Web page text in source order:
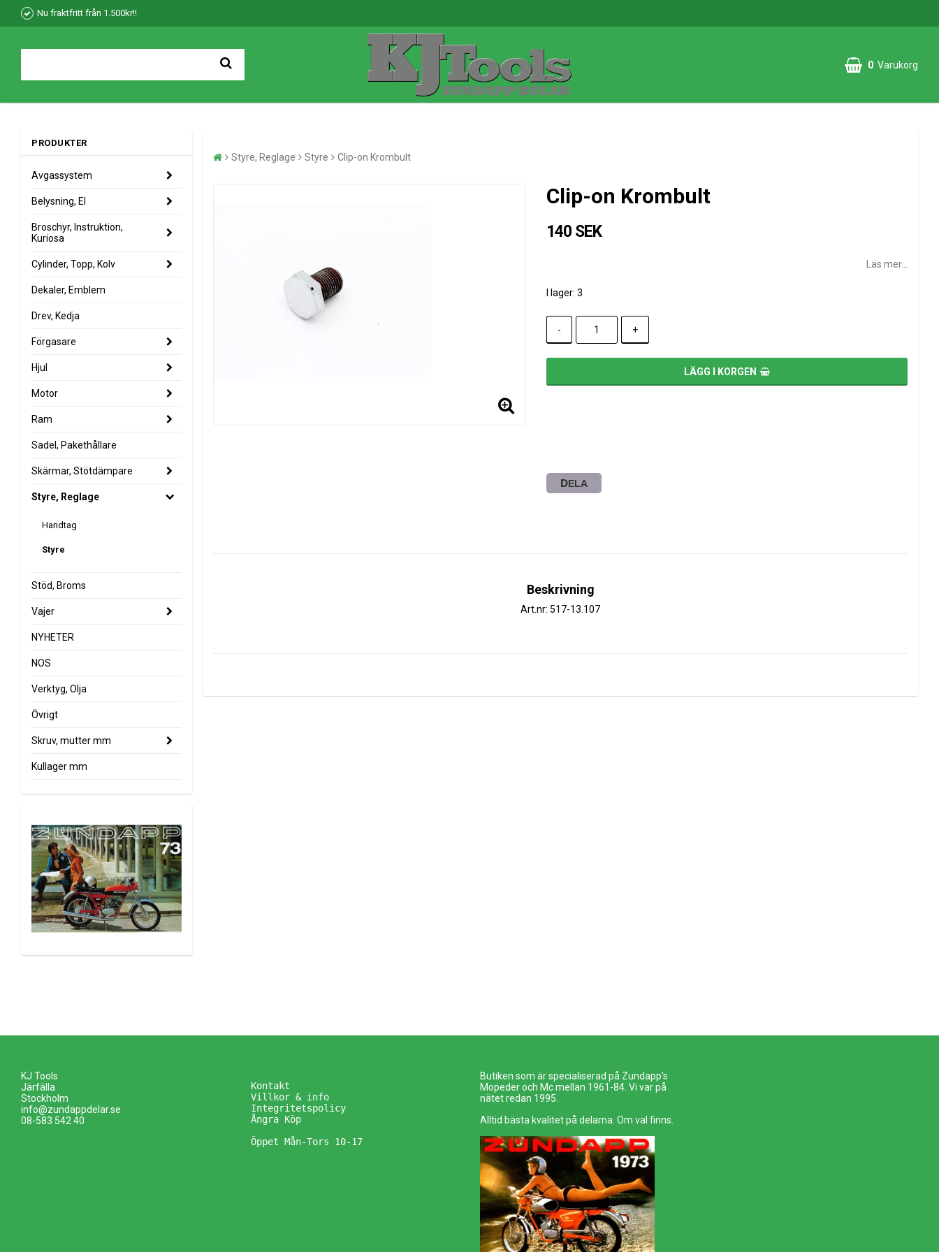
Nu fraktfritt från 1.500kr!!
0 Varukorg
PRODUKTER
Avgassystem
Belysning, El
Broschyr, Instruktion,
Kuriosa
Cylinder, Topp, Kolv
Dekaler, Emblem
Drev, Kedja
Förgasare
Hjul
Motor
Ram
Sadel, Pakethållare
Skärmar, Stötdämpare
Styre, Reglage
Handtag
Styre
Stöd, Broms
Vajer
NYHETER
NOS
Verktyg, Olja
Övrigt
Skruv, mutter mm
Kullager mm
Styre, Reglage Styre Clip-on Krombult
Clip-on Krombult
140 SEK
Läs mer...
I lager: 3
- +
LÄGG I KORGEN
DELA
Beskrivning
Art.nr: 517-13.107
KJ Tools
Järfälla
Stockholm
info@zundappdelar.se
08-583 542 40
Kontakt
Villkor & info
Integritetspolicy
Ångra Köp
Öppet Mån-Tors 10-17
Butiken som är specialiserad på Zundapp's
Mopeder och Mc mellan 1961-84. Vi var på
nätet redan 1995.
Alltid bästa kvalitet på delarna. Om val finns.